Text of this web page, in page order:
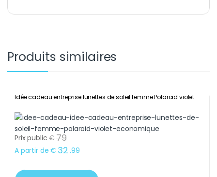
Produits similaires
Idée cadeau entreprise lunettes de soleil femme Polaroïd violet
Prix public €79
A partir de € 32 .99